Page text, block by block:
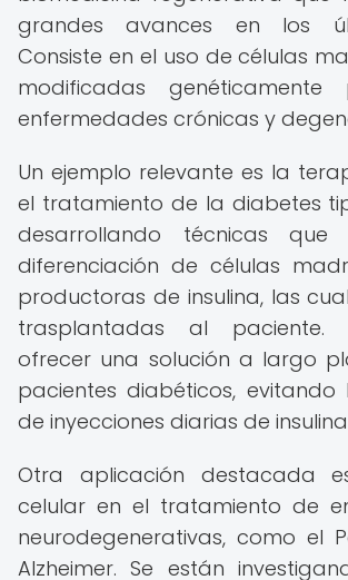
grandes avances en los
Consiste en el uso de células
modificadas
enfermedades crónicas y
Un ejemplo relevante es la
el tratamiento de la diabetes
desarrollando técnicas que
diferenciación de células
productoras de insulina, las
trasplantadas al paciente.
ofrecer una solución a largo
pacientes diabéticos, evitando
de inyecciones diarias de
Otra aplicación destacada
celular en el tratamiento de
neurodegenerativas, como el
Alzheimer. Se están